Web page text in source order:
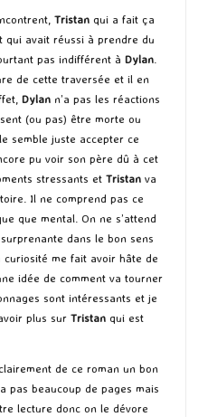
Tristan qui a fait ça
qui avait réussi à prendre du
pas indifférent à Dylan.
de cette traversée et il en
Dylan n’a pas les réactions
(ou pas) être morte ou
semble juste accepter ce
pu voir son père dû à cet
stressants et Tristan va
Il ne comprend pas ce
que mental. On ne s’attend
dans le bon sens
me fait avoir hâte de
idée de comment va tourner
sont intéressants et je
plus sur Tristan qui est
de ce roman un bon
pas beaucoup de pages mais
lecture donc on le dévore